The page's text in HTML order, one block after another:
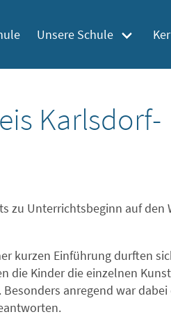
Unsere Schule
Karlsdorf-
zu Unterrichtsbeginn auf den
kurzen Einführung durften
die Kinder die einzelnen
anregend war dabei